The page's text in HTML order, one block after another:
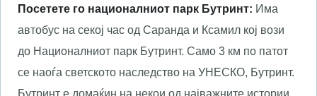
Посетете го националниот парк Бутринт: Има
автобус на секој час од Саранда и Ксамил кој вози
до Националниот парк Бутринт. Само 3 км по патот
се наоѓа светското наследство на УНЕСКО, Бутринт.
Бутринт е домаќин на некои од најважните истории